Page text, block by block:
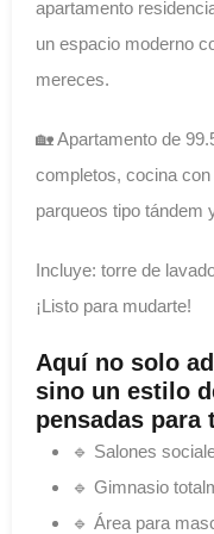
apartamento
un espacio moderno
mereces.
🏡 Apartamento de
completos, cocina
parqueos tipo tándem
Incluye: torre de
¡Listo para mudarte!
Aquí no solo
sino un estilo
pensadas
🔹 Salones
🔹 Gimnasio
🔹 Área para